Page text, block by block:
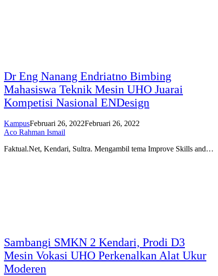
Dr Eng Nanang Endriatno Bimbing
Mahasiswa Teknik Mesin UHO Juarai
Kompetisi Nasional ENDesign
KampusFebruari 26, 2022Februari 26, 2022
Aco Rahman Ismail
Faktual.Net, Kendari, Sultra. Mengambil tema Improve Skills and…
Sambangi SMKN 2 Kendari, Prodi D3
Mesin Vokasi UHO Perkenalkan Alat Ukur
Moderen